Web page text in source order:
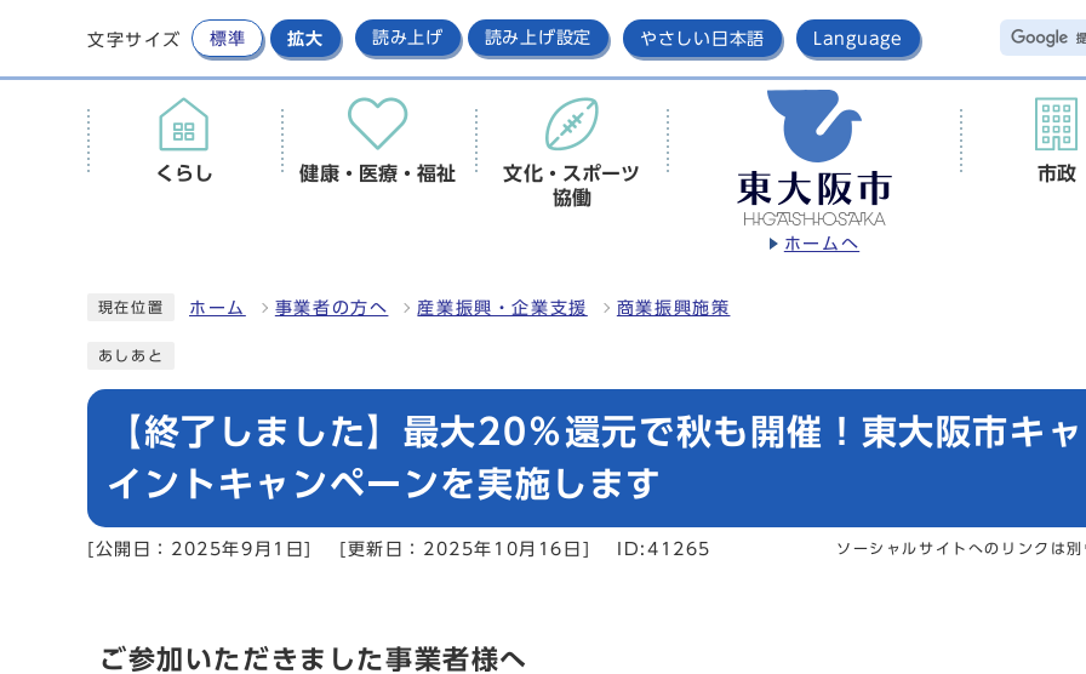
文字サイズ 標準 拡大 読み上げ 読み上げ設定 やさしい日本語 Language
ホームへ
くらし 健康・医療・福祉
文化・スポーツ
協働
市政
現在位置 ホーム 事業者の方へ 産業振興・企業支援 商業振興施策
あしあと
【終了しました】最大20％還元で秋も開催！東大阪市キ
イントキャンペーンを実施します
[公開日：2025年9月1日] [更新日：2025年10月16日] ID:41265 ソーシャルサイトへのリンクは
ご参加いただきました事業者様へ